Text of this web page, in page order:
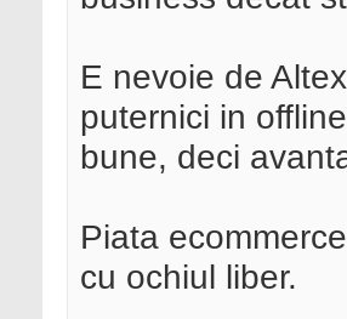
E nevoie de
puternici in
bune, deci
Piata
cu ochiul liber.